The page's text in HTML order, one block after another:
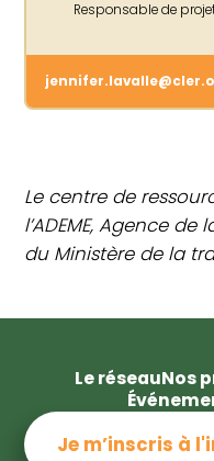
Responsable de
Le centre de
l’ADEME, Agence
du Ministère de la
Le réseauNos
Je m’inscris à